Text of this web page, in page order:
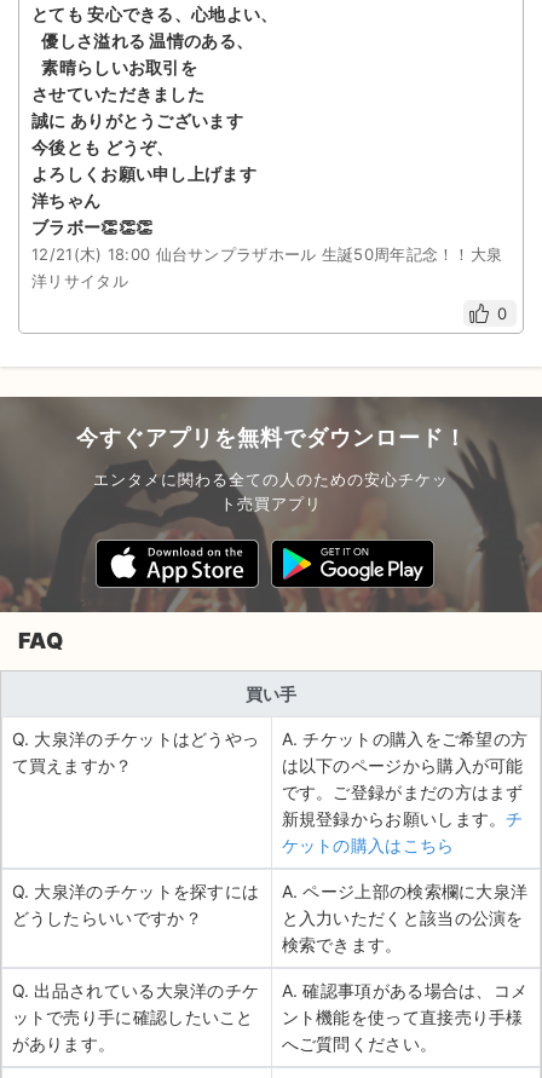
とても 安心できる、心地よい、
優しさ溢れる 温情のある、
素晴らしいお取引を
させていただきました
誠に ありがとうございます
今後とも どうぞ、
よろしくお願い申し上げます
洋ちゃん
ブラボー👏👏👏
12/21(木) 18:00 仙台サンプラザホール 生誕50周年記念！！大泉
洋リサイタル
0
今すぐアプリを無料でダウンロード！
エンタメに関わる全ての人のための安心チケッ
ト売買アプリ
FAQ
買い手
Q. 大泉洋のチケットはどうやっ
て買えますか？
A. チケットの購入をご希望の方
は以下のページから購入が可能
です。ご登録がまだの方はまず
新規登録からお願いします。チ
ケットの購入はこちら
Q. 大泉洋のチケットを探すには
どうしたらいいですか？
A. ページ上部の検索欄に大泉洋
と入力いただくと該当の公演を
検索できます。
Q. 出品されている大泉洋のチケ
ットで売り手に確認したいこと
があります。
A. 確認事項がある場合は、コメ
ント機能を使って直接売り手様
へご質問ください。